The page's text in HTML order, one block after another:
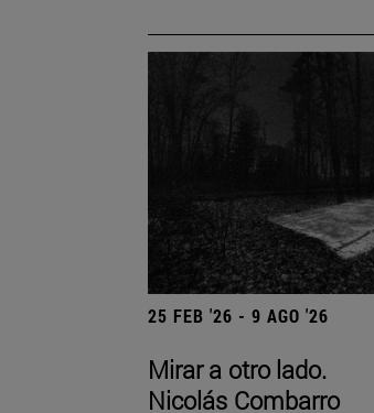
25 FEB '26 - 9 AGO '26
Mirar a otro lado.
Nicolás Combarro